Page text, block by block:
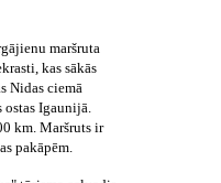
maršruta
kas sākās
Nidas ciemā
Igaunijā.
km. Maršruts ir
pakāpēm.